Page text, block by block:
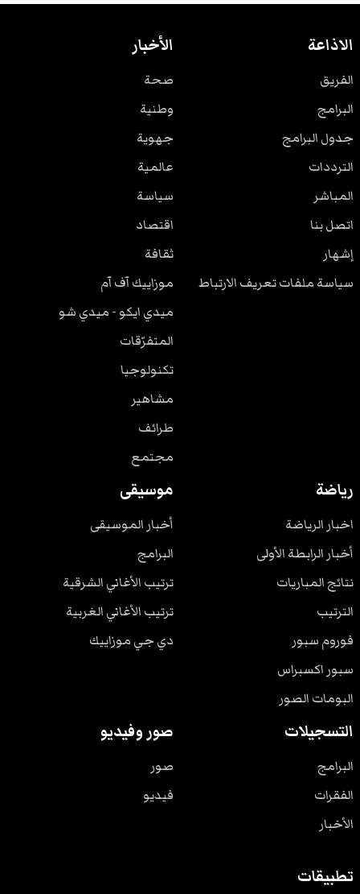
الاذاعة
الفريق
البرامج
جدول البرامج
الترددات
المباشر
اتصل بنا
إشهار
سياسة ملفات تعريف الارتباط
الأخبار
صحة
وطنية
جهوية
عالمية
سياسة
اقتصاد
ثقافة
موزاييك آف آم
ميدي ايكو - ميدي شو
المتفرّقات
تكنولوجيا
مشاهير
طرائف
مجتمع
رياضة
اخبار الرياضة
أخبار الرابطة الأولى
نتائج المباريات
الترتيب
فوروم سبور
سبور اكسبراس
البومات الصور
موسيقى
أخبار الموسيقى
البرامج
ترتيب الأغاني الشرقية
ترتيب الأغاني الغربية
دي جي موزاييك
التسجيلات
البرامج
الفقرات
الأخبار
صور وفيديو
صور
فيديو
تطبيقات